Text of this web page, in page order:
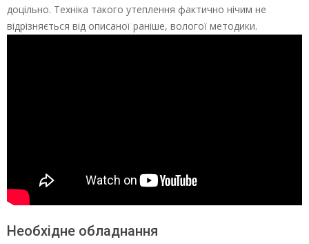
доцільно. Техніка такого утеплення фактично нічим не
відрізняється від описаної раніше, вологої методики.
Необхідне обладнання